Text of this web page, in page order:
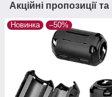
Акційні пропозиції
Новинка –50%